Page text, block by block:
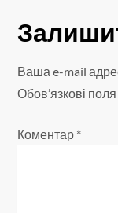
а
ц
і
я
Ваша e-mail
Обов’язкові
Коментар *